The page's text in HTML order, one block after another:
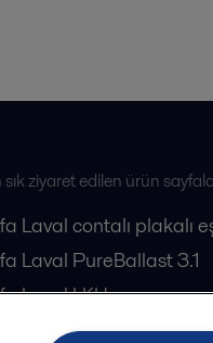
sık ziyaret edilen ürün
Laval contalı plakalı
Laval PureBallast 3.1
Laval LKH pompa
Laval dekantörler